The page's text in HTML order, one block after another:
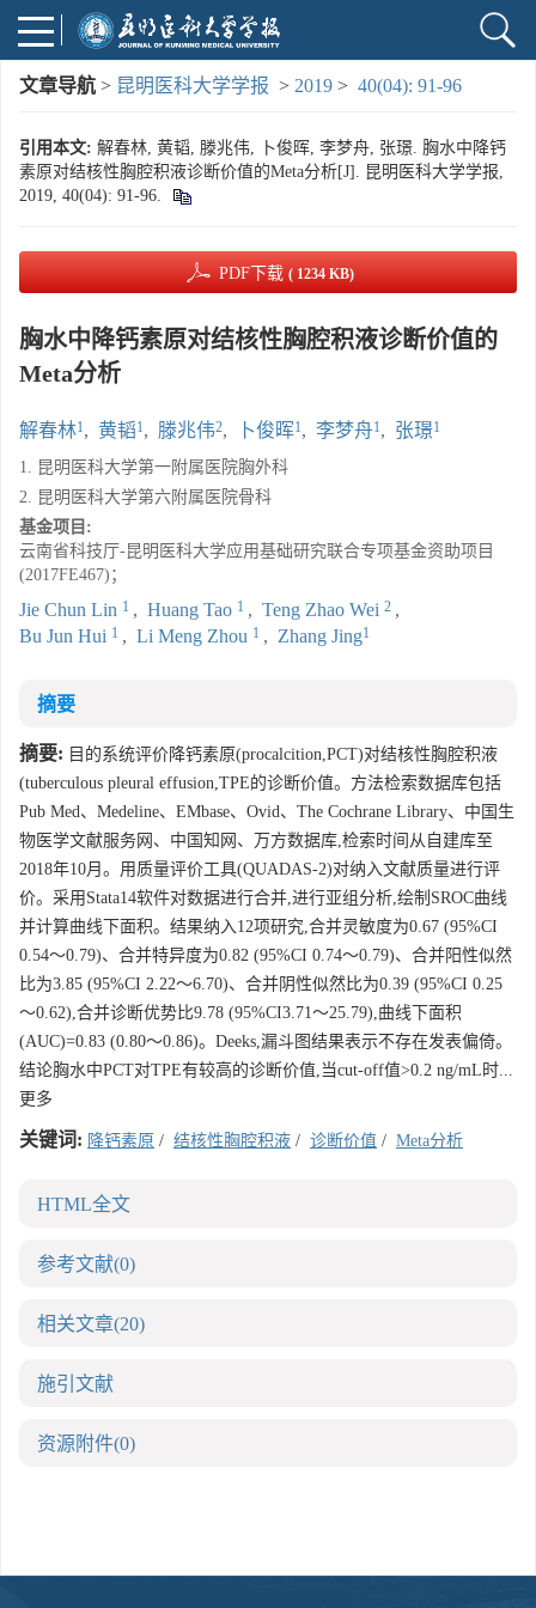
文章导航 > 昆明医科大学学报 > 2019 > 40(04): 91-96
引用本文: 解春林, 黄韬, 滕兆伟, 卜俊晖, 李梦舟, 张璟. 胸水中降钙
素原对结核性胸腔积液诊断价值的Meta分析[J]. 昆明医科大学学报,
2019, 40(04): 91-96.
PDF下载 ( 1234 KB)
胸水中降钙素原对结核性胸腔积液诊断价值的
Meta分析
解春林1, 黄韬1, 滕兆伟2, 卜俊晖1, 李梦舟1, 张璟1
1. 昆明医科大学第一附属医院胸外科
2. 昆明医科大学第六附属医院骨科
基金项目:
云南省科技厅-昆明医科大学应用基础研究联合专项基金资助项目
(2017FE467)；
Jie Chun Lin 1 , Huang Tao 1 , Teng Zhao Wei 2 ,
Bu Jun Hui 1 , Li Meng Zhou 1 , Zhang Jing1
摘要
摘要: 目的系统评价降钙素原(procalcition,PCT)对结核性胸腔积液
(tuberculous pleural effusion,TPE的诊断价值。方法检索数据库包括
Pub Med、Medeline、EMbase、Ovid、The Cochrane Library、中国生
物医学文献服务网、中国知网、万方数据库,检索时间从自建库至
2018年10月。用质量评价工具(QUADAS-2)对纳入文献质量进行评
价。采用Stata14软件对数据进行合并,进行亚组分析,绘制SROC曲线
并计算曲线下面积。结果纳入12项研究,合并灵敏度为0.67 (95%CI
0.54～0.79)、合并特异度为0.82 (95%CI 0.74～0.79)、合并阳性似然
比为3.85 (95%CI 2.22～6.70)、合并阴性似然比为0.39 (95%CI 0.25
～0.62),合并诊断优势比9.78 (95%CI3.71～25.79),曲线下面积
(AUC)=0.83 (0.80～0.86)。Deeks,漏斗图结果表示不存在发表偏倚。
结论胸水中PCT对TPE有较高的诊断价值,当cut-off值>0.2 ng/mL时...
更多
关键词: 降钙素原 / 结核性胸腔积液 / 诊断价值 / Meta分析
HTML全文
参考文献(0)
相关文章(20)
施引文献
资源附件(0)